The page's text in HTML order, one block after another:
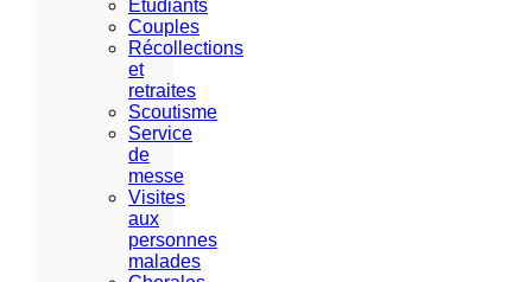
Etudiants
Couples
Récollections
et
retraites
Scoutisme
Service
de
messe
Visites
aux
personnes
malades